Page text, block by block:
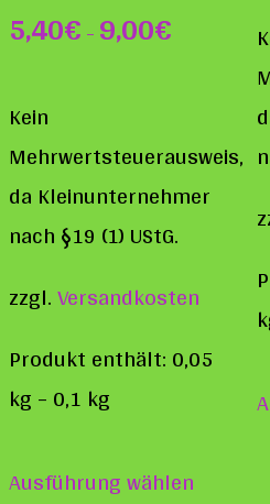
5,40€–9,00€
Kein
Mehrwertsteuerausweis,
da Kleinunternehmer
nach §19 (1) UStG.
zzgl.Versandkosten
Produkt enthält: 0,05
kg– 0,1 kg
Ausführung wählen